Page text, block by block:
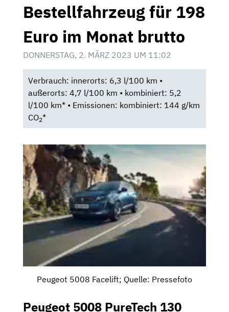
Bestellfahrzeug für 198
Euro im Monat brutto
DONNERSTAG, 2. MÄRZ 2023 UM 11:02
Verbrauch: innerorts: 6,3 l/100 km •
außerorts: 4,7 l/100 km • kombiniert: 5,2
l/100 km* • Emissionen: kombiniert: 144 g/km
CO2*
Peugeot 5008 Facelift; Quelle: Pressefoto
Peugeot 5008 PureTech 130